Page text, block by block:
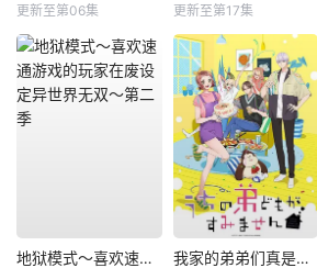
更新至第06集 更新至第17集
地狱模式～喜欢速通游戏的玩家在废设定异世界无双～第二季 我家的弟弟们真是让您费心了